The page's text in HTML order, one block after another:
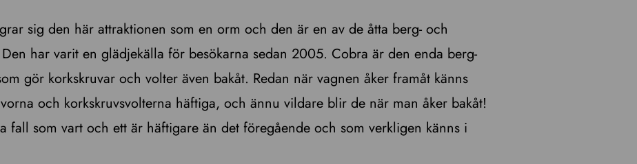
sig den här attraktionen som en orm och den är en av de åtta berg- och
har varit en glädjekälla för besökarna sedan 2005. Cobra är den enda berg-
gör korkskruvar och volter även bakåt. Redan när vagnen åker framåt känns
och korkskruvsvolterna häftiga, och ännu vildare blir de när man åker bakåt!
fall som vart och ett är häftigare än det föregående och som verkligen känns i